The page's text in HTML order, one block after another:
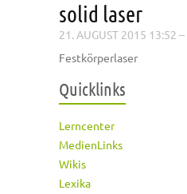
solid laser
21. AUGUST 2015 13:52 –
Festkörperlaser
Quicklinks
Lerncenter
MedienLinks
Wikis
Lexika